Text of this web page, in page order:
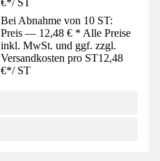
Bei Abnahme von 10 ST:
Preis — 12,48 € * Alle Preise
inkl. MwSt. und ggf. zzgl.
Versandkosten pro ST12,48
€*/ ST